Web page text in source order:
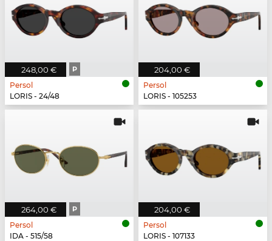
248,00 € P
Persol
LORIS - 24/48
204,00 €
Persol
LORIS - 105253
264,00 € P
Persol
IDA - 515/58
204,00 €
Persol
LORIS - 107133